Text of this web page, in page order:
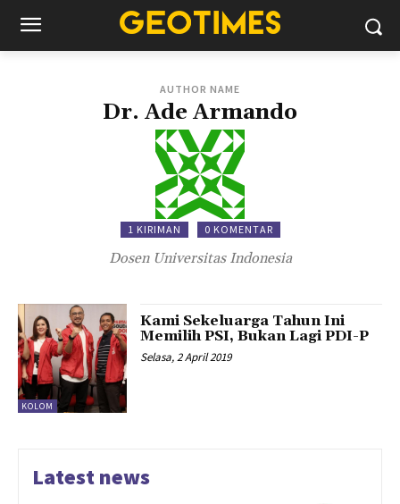
AUTHOR NAME
Dr. Ade Armando
1 KIRIMAN 0 KOMENTAR
Dosen Universitas Indonesia
KOLOM
Kami Sekeluarga Tahun Ini
Memilih PSI, Bukan Lagi PDI-P
Selasa, 2 April 2019
Latest news